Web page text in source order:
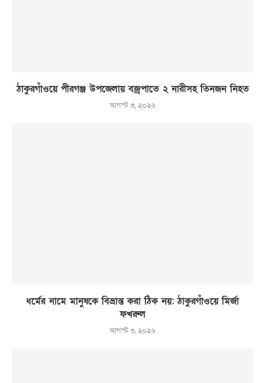
ঠাকুরগাঁওয়ে পীরগঞ্জ উপজেলায় বজ্রপাতে ২ নারীসহ তিনজন নিহত
আগস্ট ৩, ২০২৬
ধর্মের নামে মানুষকে বিভ্রান্ত করা ঠিক নয়: ঠাকুরগাঁওয়ে মির্জা
ফখরুল
আগস্ট ৩, ২০২৬